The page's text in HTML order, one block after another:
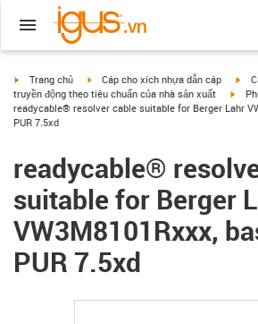
igus-icon-arrow-right
Trang chủ igus-icon-arrow-right
Cáp cho xích nhựa dẫn cáp
truyền động theo tiêu chuẩn của nhà sản xuất
readycable® resolver cable suitable for Berger Lahr
PUR 7.5xd
readycable®
suitable for Berger
VW3M8101Rxxx,
PUR 7.5xd